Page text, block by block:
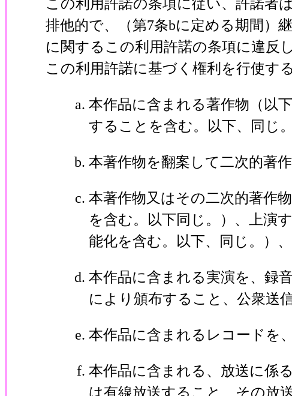
この利用許諾の条項に従い、許諾者
排他的で、（第7条bに定める期間）
に関するこの利用許諾の条項に違反
この利用許諾に基づく権利を行使す
本作品に含まれる著作物（以
することを含む。以下、同じ。
本著作物を翻案して二次的著
本著作物又はその二次的著作
を含む。以下同じ。）、上演
能化を含む。以下、同じ。）
本作品に含まれる実演を、録
により頒布すること、公衆送
本作品に含まれるレコードを
本作品に含まれる、放送に係
は有線放送すること、その放